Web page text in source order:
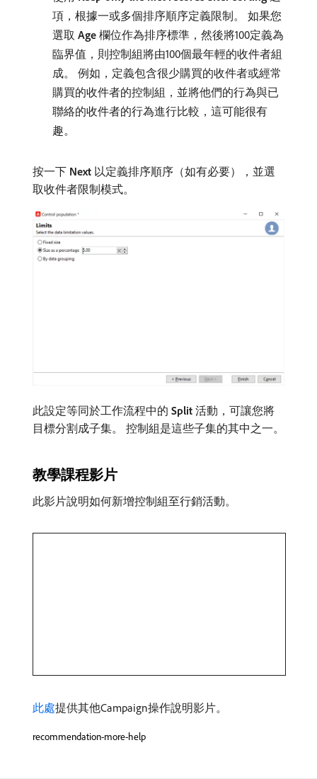
項，根據一或多個排序順序定義限制。 如果您
選取​ Age ​欄位作為排序標準，然後將100定義為
臨界值，則控制組將由100個最年輕的收件者組
成。 例如，定義包含很少購買的收件者或經常
購買的收件者的控制組，並將他們的行為與已
聯絡的收件者的行為進行比較，這可能很有
趣。
按一下​ Next ​以定義排序順序（如有必要），並選
取收件者限制模式。
此設定等同於工作流程中的​ Split ​活動，可讓您將
目標分割成子集。 控制組是這些子集的其中之一。
教學課程影片
此影片說明如何新增控制組至行銷活動。
此處提供其他Campaign操作說明影片。
recommendation-more-help